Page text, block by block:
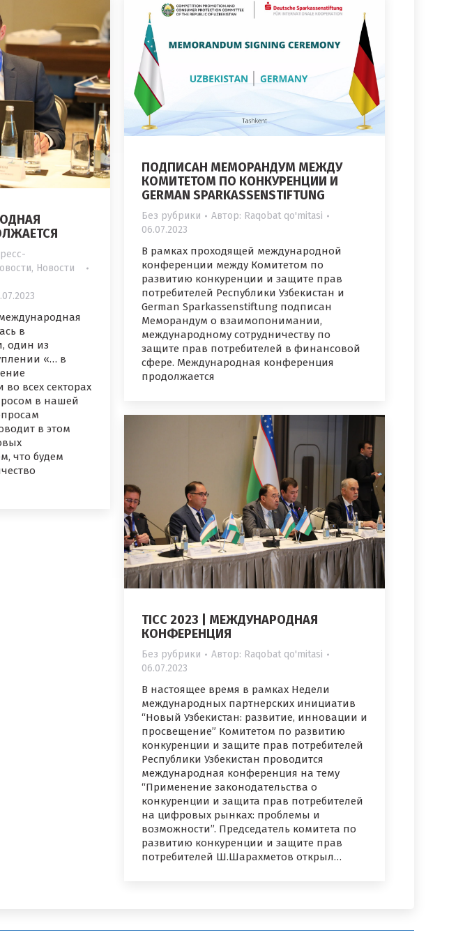
, Новости
в
один из
«… в
всех секторах
в нашей
в этом
что будем
ПОДПИСАН МЕМОРАНДУМ МЕЖДУ
КОМИТЕТОМ ПО КОНКУРЕНЦИИ И
GERMAN SPARKASSENSTIFTUNG
Без рубрики Автор: Raqobat qo'mitasi
06.07.2023
В рамках проходящей международной
конференции между Комитетом по
развитию конкуренции и защите прав
потребителей Республики Узбекистан и
German Sparkassenstiftung подписан
Меморандум о взаимопонимании,
международному сотрудничеству по
защите прав потребителей в финансовой
сфере. Международная конференция
продолжается
TICC 2023 | МЕЖДУНАРОДНАЯ
КОНФЕРЕНЦИЯ
Без рубрики Автор: Raqobat qo'mitasi
06.07.2023
В настоящее время в рамках Недели
международных партнерских инициатив
“Новый Узбекистан: развитие, инновации и
просвещение” Комитетом по развитию
конкуренции и защите прав потребителей
Республики Узбекистан проводится
международная конференция на тему
“Применение законодательства о
конкуренции и защита прав потребителей
на цифровых рынках: проблемы и
возможности”. Председатель комитета по
развитию конкуренции и защите прав
потребителей Ш.Шарахметов открыл…